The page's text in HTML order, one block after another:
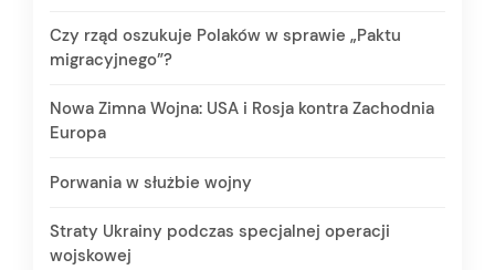
Czy rząd oszukuje Polaków w sprawie „Paktu
migracyjnego”?
Nowa Zimna Wojna: USA i Rosja kontra Zachodnia
Europa
Porwania w służbie wojny
Straty Ukrainy podczas specjalnej operacji
wojskowej